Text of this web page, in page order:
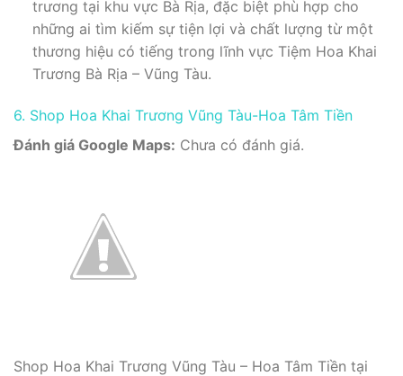
trương tại khu vực Bà Rịa, đặc biệt phù hợp cho
những ai tìm kiếm sự tiện lợi và chất lượng từ một
thương hiệu có tiếng trong lĩnh vực Tiệm Hoa Khai
Trương Bà Rịa – Vũng Tàu.
6. Shop Hoa Khai Trương Vũng Tàu-Hoa Tâm Tiền
Đánh giá Google Maps: Chưa có đánh giá.
Shop Hoa Khai Trương Vũng Tàu – Hoa Tâm Tiền tại